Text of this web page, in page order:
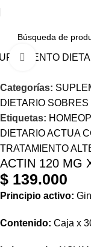
Haga Click
Categorías:
DIETARIO SOBRES
Etiquetas:
DIETARIO ACTUA
TRATAMIENTO
ACTIN 120 MG
$ 139.000
Principio activo:
Contenido: Caja x